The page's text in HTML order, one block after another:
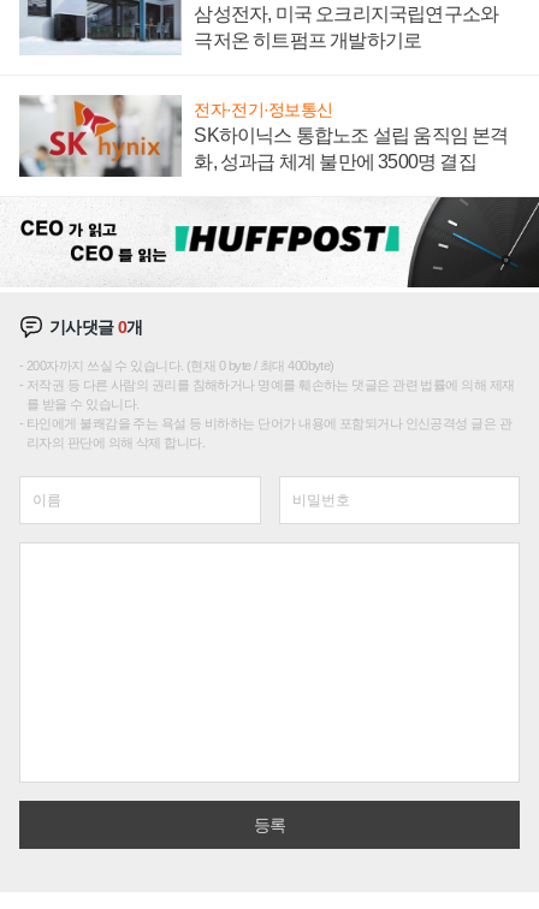
삼성전자, 미국 오크리지국립연구소와
극저온 히트펌프 개발하기로
전자·전기·정보통신
SK하이닉스 통합노조 설립 움직임 본격
화, 성과급 체계 불만에 3500명 결집
기사댓글0개
200자까지 쓰실 수 있습니다. (현재 0 byte / 최대 400byte)
저작권 등 다른 사람의 권리를 침해하거나 명예를 훼손하는 댓글은 관련 법률에 의해 제재
를 받을 수 있습니다.
타인에게 불쾌감을 주는 욕설 등 비하하는 단어가 내용에 포함되거나 인신공격성 글은 관
리자의 판단에 의해 삭제 합니다.